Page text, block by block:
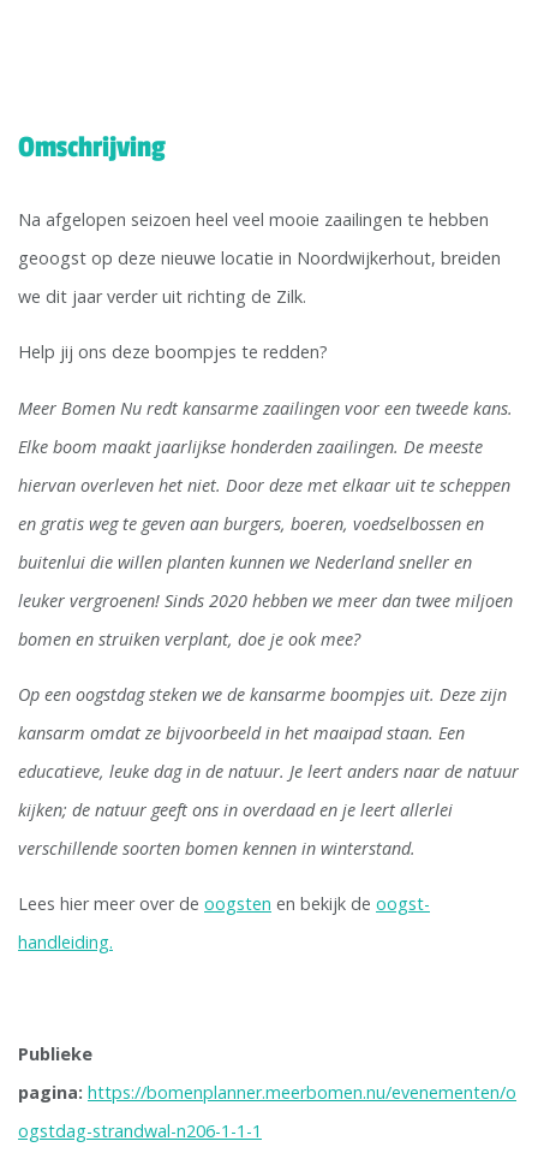
Omschrijving
Na afgelopen seizoen heel veel mooie zaailingen te hebben
geoogst op deze nieuwe locatie in Noordwijkerhout, breiden
we dit jaar verder uit richting de Zilk.
Help jij ons deze boompjes te redden?
Meer Bomen Nu redt kansarme zaailingen voor een tweede kans.
Elke boom maakt jaarlijkse honderden zaailingen. De meeste
hiervan overleven het niet. Door deze met elkaar uit te scheppen
en gratis weg te geven aan burgers, boeren, voedselbossen en
buitenlui die willen planten kunnen we Nederland sneller en
leuker vergroenen! Sinds 2020 hebben we meer dan twee miljoen
bomen en struiken verplant, doe je ook mee?
Op een oogstdag steken we de kansarme boompjes uit. Deze zijn
kansarm omdat ze bijvoorbeeld in het maaipad staan. Een
educatieve, leuke dag in de natuur. Je leert anders naar de natuur
kijken; de natuur geeft ons in overdaad en je leert allerlei
verschillende soorten bomen kennen in winterstand.
Lees hier meer over de oogsten en bekijk de oogst-
handleiding.
Publieke
pagina: https://bomenplanner.meerbomen.nu/evenementen/o
ogstdag-strandwal-n206-1-1-1